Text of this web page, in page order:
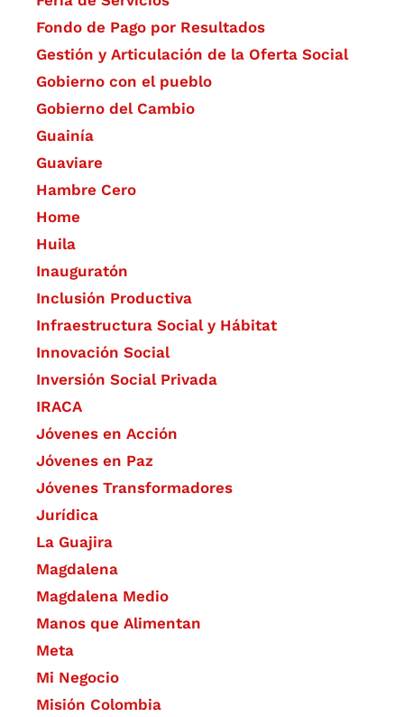
Fondo de Pago por Resultados
Gestión y Articulación de la Oferta Social
Gobierno con el pueblo
Gobierno del Cambio
Guainía
Guaviare
Hambre Cero
Home
Huila
Inauguratón
Inclusión Productiva
Infraestructura Social y Hábitat
​Innovación Social
Inversión Social Privada
IRACA
Jóvenes en Acción
Jóvenes en Paz
Jóvenes Transformadores
Jurídica
La Guajira
Magdalena
Magdalena Medio
Manos que Alimentan
Meta
Mi Negocio
Misión Colombia